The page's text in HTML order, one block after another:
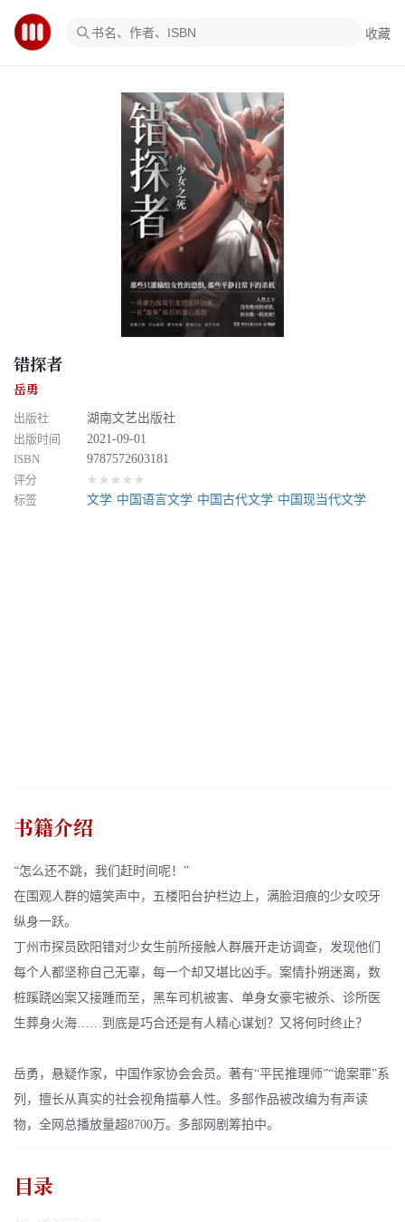
收藏
错探者
岳勇
出版社
湖南文艺出版社
出版时间
2021-09-01
ISBN
9787572603181
评分
★★★★★
标签 文学 中国语言文学 中国古代文学 中国现当代文学
书籍介绍
“怎么还不跳，我们赶时间呢！”
在围观人群的嬉笑声中，五楼阳台护栏边上，满脸泪痕的少女咬牙
纵身一跃。
丁州市探员欧阳错对少女生前所接触人群展开走访调查，发现他们
每个人都坚称自己无辜，每一个却又堪比凶手。案情扑朔迷离，数
桩蹊跷凶案又接踵而至，黑车司机被害、单身女豪宅被杀、诊所医
生葬身火海……到底是巧合还是有人精心谋划？又将何时终止？
岳勇，悬疑作家，中国作家协会会员。著有“平民推理师”“诡案罪”系
列，擅长从真实的社会视角描摹人性。多部作品被改编为有声读
物，全网总播放量超8700万。多部网剧筹拍中。
目录